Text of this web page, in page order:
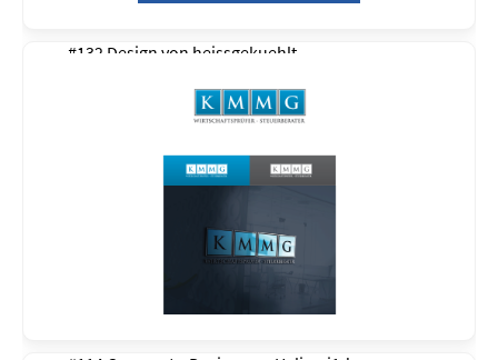
#132 Design von heissgekuehlt